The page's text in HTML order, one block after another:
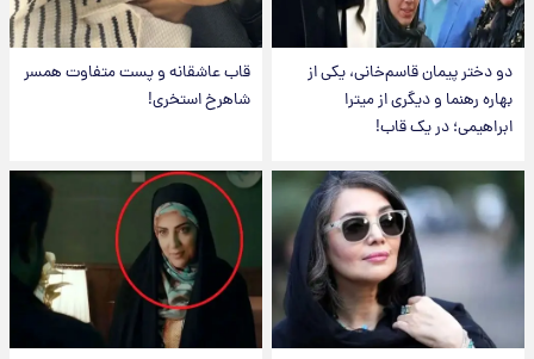
دو دختر پیمان قاسم‌خانی، یکی از
بهاره رهنما و دیگری از میترا
ابراهیمی؛ در یک قاب!
قاب عاشقانه و پست متفاوت همسر
شاهرخ استخری!